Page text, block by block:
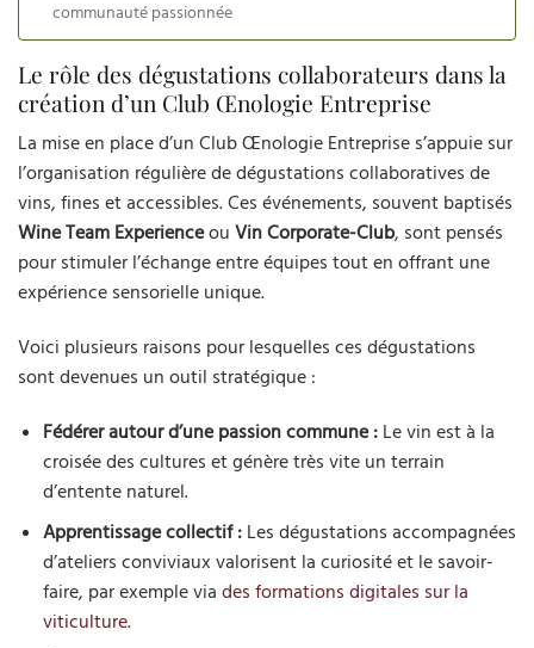
communauté passionnée
Le rôle des dégustations collaborateurs dans la
création d’un Club Œnologie Entreprise
La mise en place d’un Club Œnologie Entreprise s’appuie sur
l’organisation régulière de dégustations collaboratives de
vins, fines et accessibles. Ces événements, souvent baptisés
Wine Team Experienceou Vin Corporate-Club, sont pensés
pour stimuler l’échange entre équipes tout en offrant une
expérience sensorielle unique.
Voici plusieurs raisons pour lesquelles ces dégustations
sont devenues un outil stratégique :
Fédérer autour d’une passion commune :Le vin est à la
croisée des cultures et génère très vite un terrain
d’entente naturel.
Apprentissage collectif :Les dégustations accompagnées
d’ateliers conviviaux valorisent la curiosité et le savoir-
faire, par exemple via des formations digitales sur la
viticulture.